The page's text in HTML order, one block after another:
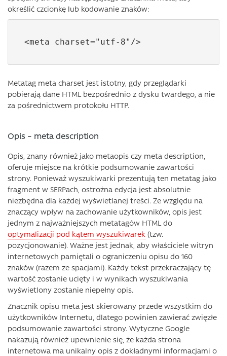
określić czcionkę lub kodowanie znaków:
<meta charset="utf-8"/>
Metatag meta charset jest istotny, gdy przeglądarki
pobierają dane HTML bezpośrednio z dysku twardego, a nie
za pośrednictwem protokołu HTTP.
Opis – meta description
Opis, znany również jako metaopis czy meta description,
oferuje miejsce na krótkie podsumowanie zawartości
strony. Ponieważ wyszukiwarki prezentują ten metatag jako
fragment w SERPach, ostrożna edycja jest absolutnie
niezbędna dla każdej wyświetlanej treści. Ze względu na
znaczący wpływ na zachowanie użytkowników, opis jest
jednym z najważniejszych metatagów HTML do
optymalizacji pod kątem wyszukiwarek (tzw.
pozycjonowanie). Ważne jest jednak, aby właściciele witryn
internetowych pamiętali o ograniczeniu opisu do 160
znaków (razem ze spacjami). Każdy tekst przekraczający tę
wartość zostanie ucięty i w wynikach wyszukiwania
wyświetlony zostanie niepełny opis.
Znacznik opisu meta jest skierowany przede wszystkim do
użytkowników Internetu, dlatego powinien zawierać zwięzłe
podsumowanie zawartości strony. Wytyczne Google
nakazują również upewnienie się, że każda strona
internetowa ma unikalny opis z dokładnymi informacjami o